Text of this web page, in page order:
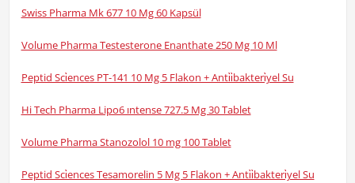
Swiss Pharma Mk 677 10 Mg 60 Kapsül
Volume Pharma Testesterone Enanthate 250 Mg 10 Ml
Peptid Sci̇ences PT-141 10 Mg 5 Flakon + Anti̇i̇bakteri̇yel Su
Hi Tech Pharma Lipo6 ıntense 727.5 Mg 30 Tablet
Volume Pharma Stanozolol 10 mg 100 Tablet
Peptid Sci̇ences Tesamorelin 5 Mg 5 Flakon + Anti̇i̇bakteri̇yel Su